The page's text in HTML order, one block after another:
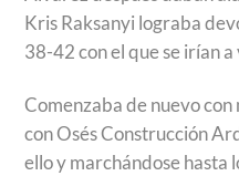
Kris Raksanyi lograba
38-42 con el que se irían
Comenzaba de nuevo
con Osés Construcción
ello y marchándose hasta